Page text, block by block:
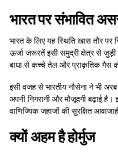
भारत पर संभावित
भारत के लिए यह स्थिति खास तौर पर
ऊर्जा जरूरतें इसी समुद्री क्षेत्र से जुड़ी
बाधा से कच्चे तेल और प्राकृतिक गैस
इसी वजह से भारतीय नौसेना ने भी
अपनी निगरानी और मौजूदगी बढ़ाई
वाणिज्यिक जहाजों की सुरक्षित
क्यों अहम है होर्मुज